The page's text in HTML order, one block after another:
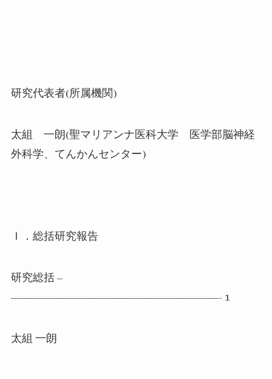
研究代表者(所属機関)
太組 一朗(聖マリアンナ医科大学 医学部脳神経
外科学、てんかんセンター)
Ｉ．総括研究報告
研究総括–
———————————————————- 1
太組 一朗